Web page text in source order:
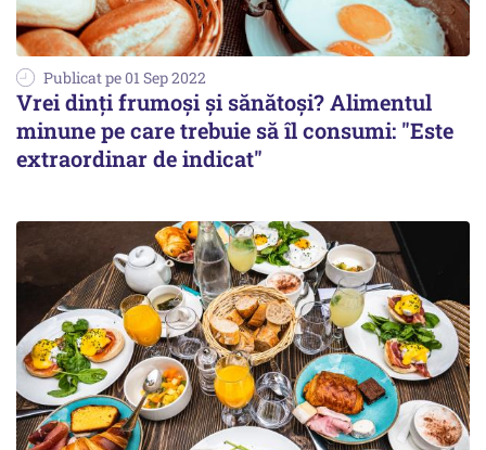
Publicat pe 01 Sep 2022
Vrei dinți frumoși și sănătoși? Alimentul
minune pe care trebuie să îl consumi: "Este
extraordinar de indicat"